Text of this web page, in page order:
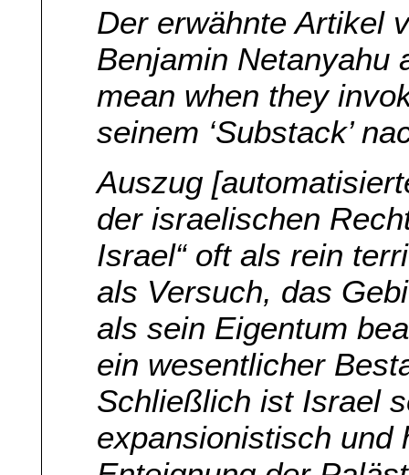
Der erwähnte Artikel
Benjamin Netanyahu
mean when they
seinem ‘Substack’
Auszug
der israelischen
Israel“ oft als rein
als Versuch, das
als sein Eigentum
ein wesentlicher
Schließlich ist Israel
expansionistisch und